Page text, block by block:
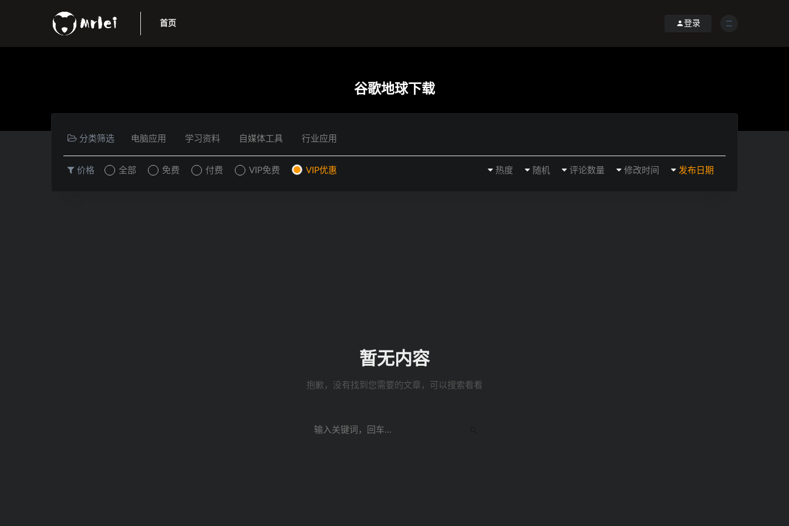
首页 登录
谷歌地球下载
分类筛选 电脑应用 学习资料 自媒体工具 行业应用
价格 全部 免费 付费 VIP免费 VIP优惠 发布日期
修改时间
评论数量
随机
热度
暂无内容
抱歉，没有找到您需要的文章，可以搜索看看